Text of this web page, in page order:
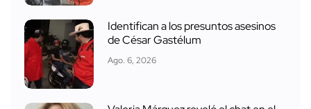
Identifican a los presuntos asesinos
de César Gastélum
Ago. 6, 2026